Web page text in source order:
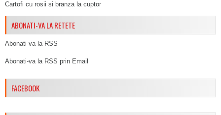
Cartofi cu rosii si branza la cuptor
ABONATI-VA LA RETETE
Abonati-va la RSS
Abonati-va la RSS prin Email
FACEBOOK